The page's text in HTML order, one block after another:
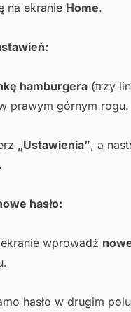
na ekranie Home.
hamburgera (trzy
prawym górnym rogu.
„Ustawienia”, a
.
hasło:
wprowadź
hasło w drugim